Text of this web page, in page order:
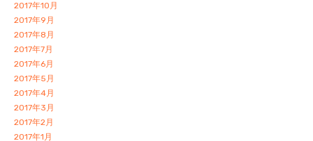
2017年10月
2017年9月
2017年8月
2017年7月
2017年6月
2017年5月
2017年4月
2017年3月
2017年2月
2017年1月